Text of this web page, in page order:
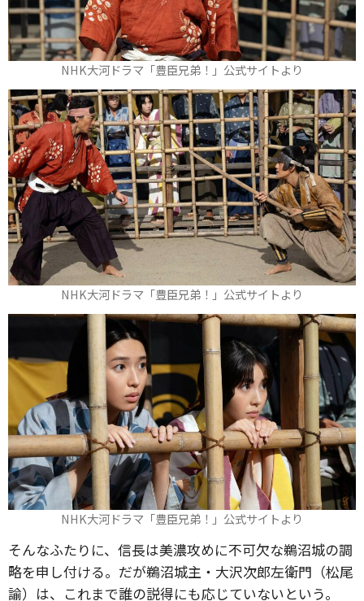
NHK大河ドラマ「豊臣兄弟！」公式サイトより
NHK大河ドラマ「豊臣兄弟！」公式サイトより
NHK大河ドラマ「豊臣兄弟！」公式サイトより
そんなふたりに、信長は美濃攻めに不可欠な鵜沼城の調
略を申し付ける。だが鵜沼城主・大沢次郎左衛門（松尾
諭）は、これまで誰の説得にも応じていないという。